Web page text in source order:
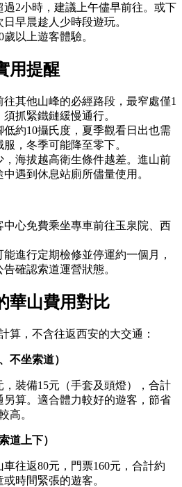
過2小時，建議上午儘早前往。或下
早晨趁人少時段遊玩。
以上遊客體驗。
用提醒
其他山峰的必經路段，最窄處僅1
抓緊鐵鏈緩慢通行。
約10攝氏度，夏季觀看日出也需
，冬季可能降至零下。
，海拔越高衛生條件越差。進山前
遇到休息站廁所儘量使用。
中心免費乘坐專車前往玉泉院、西
進行定期檢修並停運約一個月，
確認索道運營狀態。
華山費用對比
算，不含往返西安的大交通：
不坐索道）
，裝備15元（手套及頭燈），合計
另算。適合體力較好的遊客，節省
高。
道上下）
往返80元，門票160元，合計約
時間緊張的遊客。